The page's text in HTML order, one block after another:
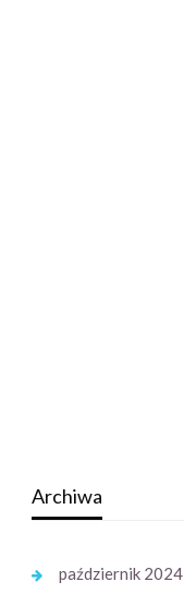
Archiwa
październik 2024